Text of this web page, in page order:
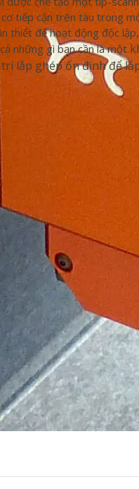
tiếp cận trên tàu trong
thiết để hoạt động độc
cả những gì bạn cần là một
trí lắp ghép ổn định để